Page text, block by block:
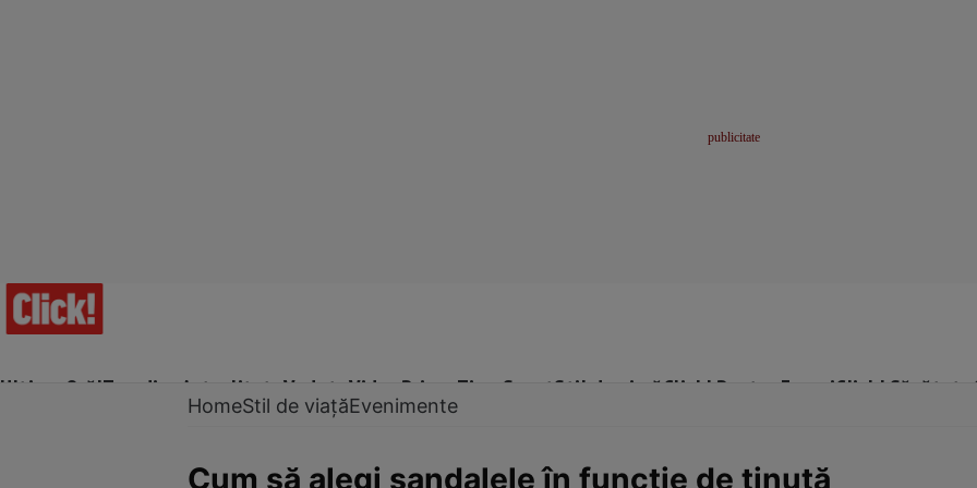
Ultima Oră!Trending Actualitate Vedete Video Prime Time SportStil de viațăClick! Pentru FemeiClick! Sănătate
HomeStil de viațăEvenimente
Cum să alegi sandalele în funcţie de ţinută